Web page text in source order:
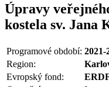
Úpravy
kostela sv. Jana
Programové období: 2021-
Region:
Evropský fond: